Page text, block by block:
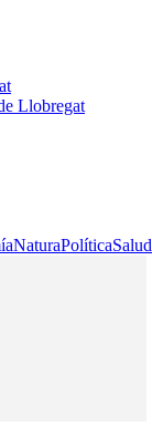
Llobregat
NaturaPolíticaSalud